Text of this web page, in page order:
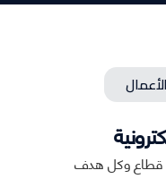
قطاع وكل هدف